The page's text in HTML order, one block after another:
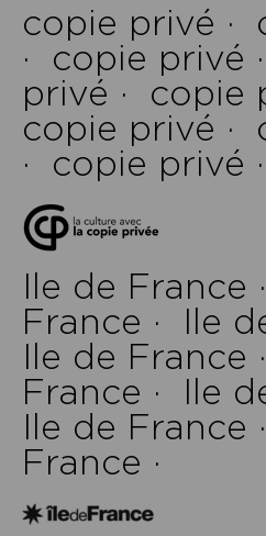
copie privé ·
·
copie privé ·
privé ·
copie
copie privé ·
·
copie privé ·
Ile de France ·
France ·
Ile
Ile de France ·
France ·
Ile
Ile de France ·
France ·